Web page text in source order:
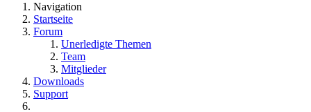
Navigation
Startseite
Forum
Unerledigte Themen
Team
Mitglieder
Downloads
Support